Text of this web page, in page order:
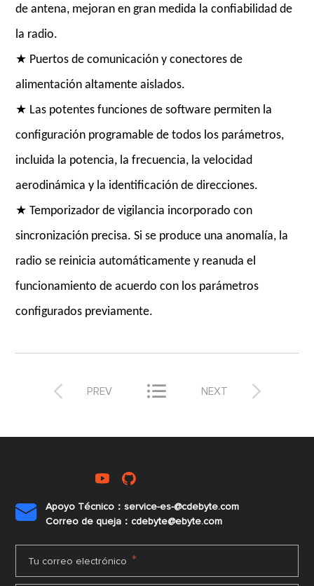
de antena, mejoran en gran medida la confiabilidad de
la radio.
★ Puertos de comunicación y conectores de
alimentación altamente aislados.
★ Las potentes funciones de software permiten la
configuración programable de todos los parámetros,
incluida la potencia, la frecuencia, la velocidad
aerodinámica y la identificación de direcciones.
★ Temporizador de vigilancia incorporado con
sincronización precisa. Si se produce una anomalía, la
radio se reinicia automáticamente y reanuda el
funcionamiento de acuerdo con los parámetros
configurados previamente.
 PREV  
NEXT

Apoyo Técnico：service-es-@cdebyte.com
Correo de queja：cdebyte@ebyte.com
Tu correo electrónico *